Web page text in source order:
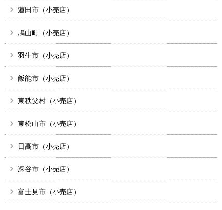
蓮田市（小売店）
鳩山町（小売店）
羽生市（小売店）
飯能市（小売店）
東秩父村（小売店）
東松山市（小売店）
日高市（小売店）
深谷市（小売店）
富士見市（小売店）